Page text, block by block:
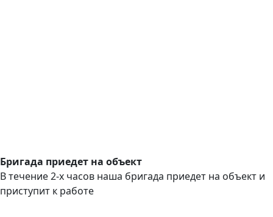
Бригада приедет на объект
В течение 2-х часов наша бригада приедет на объект и
приступит к работе